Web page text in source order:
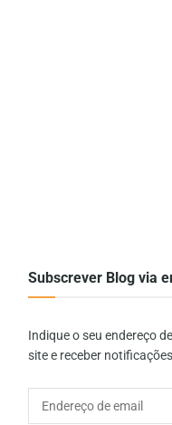
Subscrever Blog via
Indique o seu endereço
site e receber